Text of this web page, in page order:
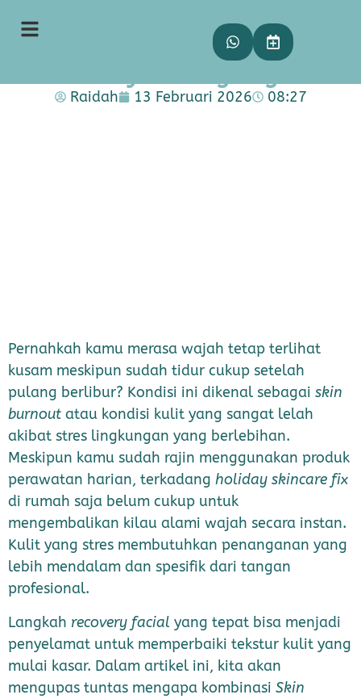
Post-Holiday Skin Fix: 5
Tanda Kulitmu Butuh Skin
Raidah 13 Februari 2026 08:27
Pernahkah kamu merasa wajah tetap terlihat
kusam meskipun sudah tidur cukup setelah
pulang berlibur? Kondisi ini dikenal sebagai skin
burnout atau kondisi kulit yang sangat lelah
akibat stres lingkungan yang berlebihan.
Meskipun kamu sudah rajin menggunakan produk
perawatan harian, terkadang holiday skincare fix
di rumah saja belum cukup untuk
mengembalikan kilau alami wajah secara instan.
Kulit yang stres membutuhkan penanganan yang
lebih mendalam dan spesifik dari tangan
profesional.
Langkah recovery facial yang tepat bisa menjadi
penyelamat untuk memperbaiki tekstur kulit yang
mulai kasar. Dalam artikel ini, kita akan
mengupas tuntas mengapa kombinasi Skin